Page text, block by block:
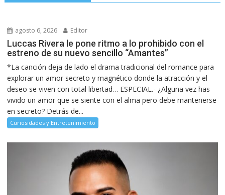
agosto 6, 2026 Editor
Luccas Rivera le pone ritmo a lo prohibido con el
estreno de su nuevo sencillo “Amantes”
*La canción deja de lado el drama tradicional del romance para
explorar un amor secreto y magnético donde la atracción y el
deseo se viven con total libertad… ESPECIAL.- ¿Alguna vez has
vivido un amor que se siente con el alma pero debe mantenerse
en secreto? Detrás de...
Curiosidades y Entretenimiento